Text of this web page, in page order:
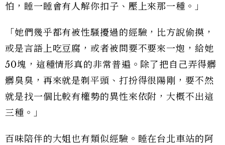
怕，睡一睡會有人解你扣子、壓上來那一種。」
「她們幾乎都有被性騷擾過的經驗，比方說偷摸，
或是言語上吃豆腐，或者被問要不要來一炮，給她
50塊，這種情形真的非常普遍。除了把自己弄得髒
髒臭臭，再來就是剃平頭、打扮得很陽剛，要不然
就是找一個比較有權勢的異性來依附，大概不出這
三種。」
百味陪伴的大姐也有類似經驗。睡在台北車站的阿